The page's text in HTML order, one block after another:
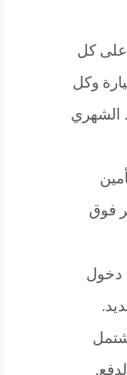
كل
وكل
الشهري
فوق
دخول